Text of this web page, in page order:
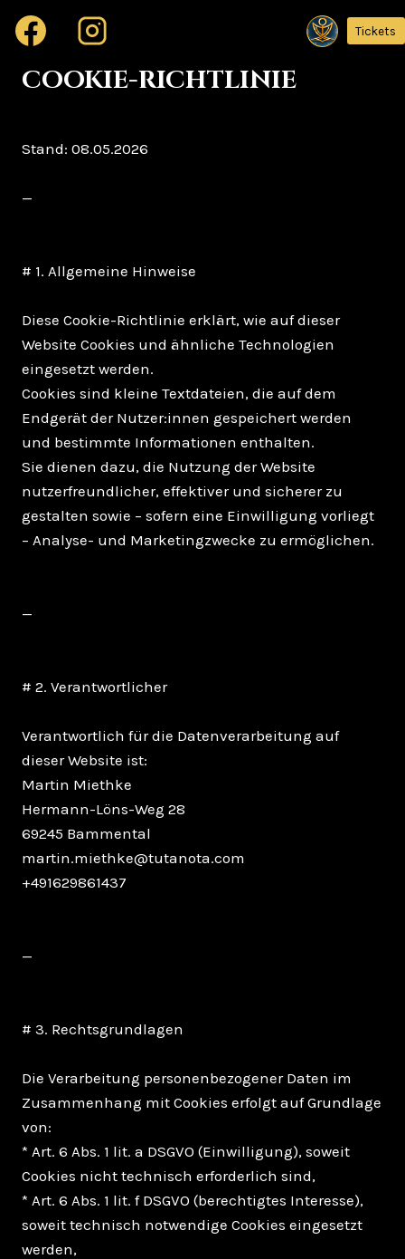
Zum
Inhalt
Tickets
COOKIE-RICHTLINIE
Stand: 08.05.2026
—
# 1. Allgemeine Hinweise
Diese Cookie-Richtlinie erklärt, wie auf dieser
Website Cookies und ähnliche Technologien
eingesetzt werden.
Cookies sind kleine Textdateien, die auf dem
Endgerät der Nutzer:innen gespeichert werden
und bestimmte Informationen enthalten.
Sie dienen dazu, die Nutzung der Website
nutzerfreundlicher, effektiver und sicherer zu
gestalten sowie – sofern eine Einwilligung vorliegt
– Analyse- und Marketingzwecke zu ermöglichen.
—
# 2. Verantwortlicher
Verantwortlich für die Datenverarbeitung auf
dieser Website ist:
Martin Miethke
Hermann-Löns-Weg 28
69245 Bammental
martin.miethke@tutanota.com
+491629861437
—
# 3. Rechtsgrundlagen
Die Verarbeitung personenbezogener Daten im
Zusammenhang mit Cookies erfolgt auf Grundlage
von:
* Art. 6 Abs. 1 lit. a DSGVO (Einwilligung), soweit
Cookies nicht technisch erforderlich sind,
* Art. 6 Abs. 1 lit. f DSGVO (berechtigtes Interesse),
soweit technisch notwendige Cookies eingesetzt
werden,